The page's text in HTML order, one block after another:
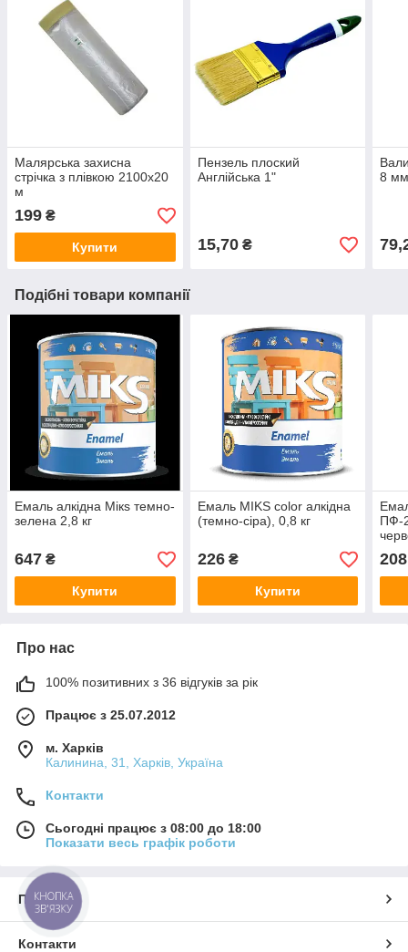
Малярська захисна
стрічка з плівкою 2100х20
м
199 ₴
Купити
Пензель плоский
Англійська 1"
15,70₴
8
Подібні товари компанії
Емаль алкідна Мікѕ темно-
зелена 2,8 кг
647 ₴
Купити
Емаль MIKS color алкідна
(темно-сіра), 0,8 кг
226₴
Купити
ПФ-
208
Про нас
100% позитивних з 36 відгуків за рік
Працює з 25.07.2012
м. Харків
Калинина, 31, Харків, Україна
Контакти
Сьогодні працює з 08:00 до 18:00
Показати весь графік роботи
Про нас
Контакти
КНОПКА
ЗВ'ЯЗКУ